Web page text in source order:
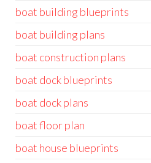
boat building blueprints
boat building plans
boat construction plans
boat dock blueprints
boat dock plans
boat floor plan
boat house blueprints